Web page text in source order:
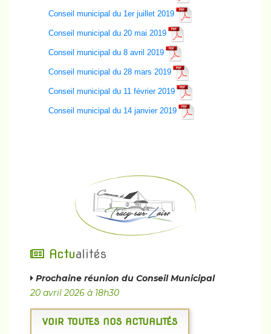
Conseil municipal du 1er juillet 2019
Conseil municipal du 20 mai 2019
Conseil municipal du 8 avril 2019
Conseil municipal du 28 mars 2019
Conseil municipal du 11 février 2019
Conseil municipal du 14 janvier 2019
Actualités
Prochaine réunion du Conseil Municipal
20 avril 2026 à 18h30
VOIR TOUTES NOS ACTUALITÉS